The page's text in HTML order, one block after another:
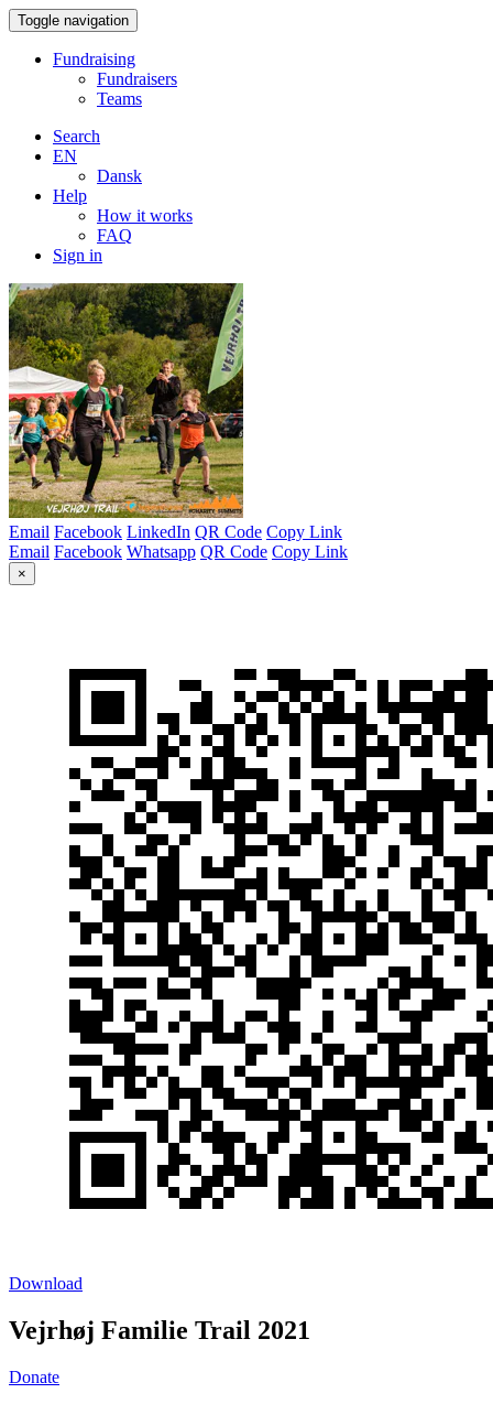
Toggle navigation
Fundraising
Fundraisers
Teams
Search
EN
Dansk
Help
How it works
FAQ
Sign in
Email Facebook LinkedIn QR Code Copy Link
Email Facebook Whatsapp QR Code Copy Link
×
Download
Vejrhøj Familie Trail 2021
Donate